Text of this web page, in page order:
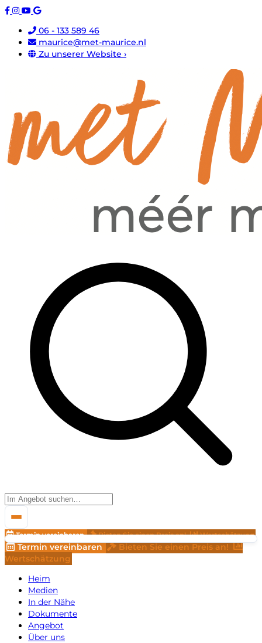
06 - 133 589 46
maurice@met-maurice.nl
Zu unserer Website ›
Termin vereinbaren Bieten Sie einen Preis an! Wertschätzung
Termin vereinbaren
Bieten Sie einen Preis an!
Wertschätzung
Heim
Medien
In der Nähe
Dokumente
Angebot
Über uns